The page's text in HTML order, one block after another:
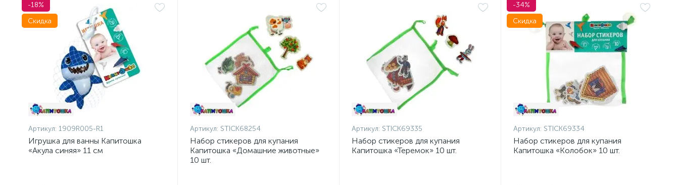
-18%
Скидка
Артикул: 1909R005-R1
Игрушка для ванны Капитошка
«Акула синяя» 11 см
Артикул: STICK68254
Набор стикеров для купания
Капитошка «Домашние животные»
10 шт.
Артикул: STICK69335
Набор стикеров для купания
Капитошка «Теремок» 10 шт.
-34%
Скидка
Артикул: STICK69334
Набор стикеров для купания
Капитошка «Колобок» 10 шт.